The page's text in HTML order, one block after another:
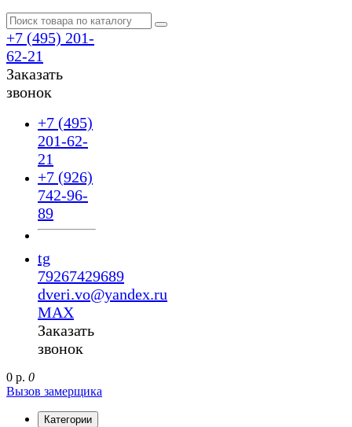
+7 (495) 201-
62-21
Заказать
звонок
+7 (495)
201-62-
21
+7 (926)
742-96-
89
tg
79267429689
dveri.vo@yandex.ru
MAX
Заказать
звонок
0 р. 0
Вызов замерщика
Категории